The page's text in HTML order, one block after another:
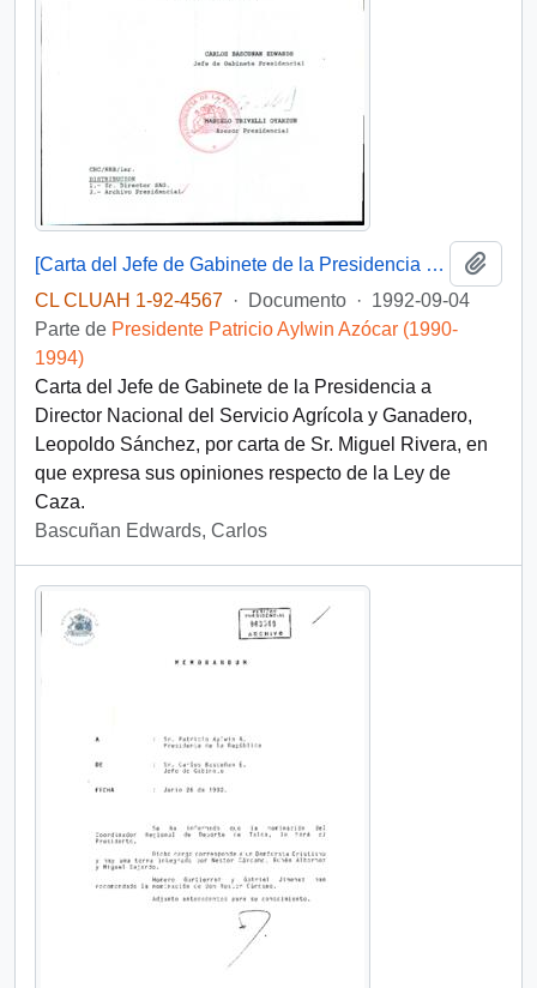
[Carta del Jefe de Gabinete de la Presidencia a Director Nacional del Servicio Agrícola y Ganadero]
CL CLUAH 1-92-4567 · Documento · 1992-09-04
Parte de Presidente Patricio Aylwin Azócar (1990-
1994)
Carta del Jefe de Gabinete de la Presidencia a
Director Nacional del Servicio Agrícola y Ganadero,
Leopoldo Sánchez, por carta de Sr. Miguel Rivera, en
que expresa sus opiniones respecto de la Ley de
Caza.
Bascuñan Edwards, Carlos